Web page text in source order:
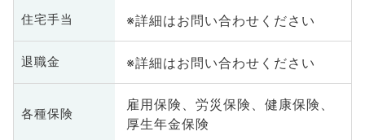
住宅手当 ※詳細はお問い合わせください
退職金 ※詳細はお問い合わせください
各種保険
雇用保険、労災保険、健康保険、
厚生年金保険